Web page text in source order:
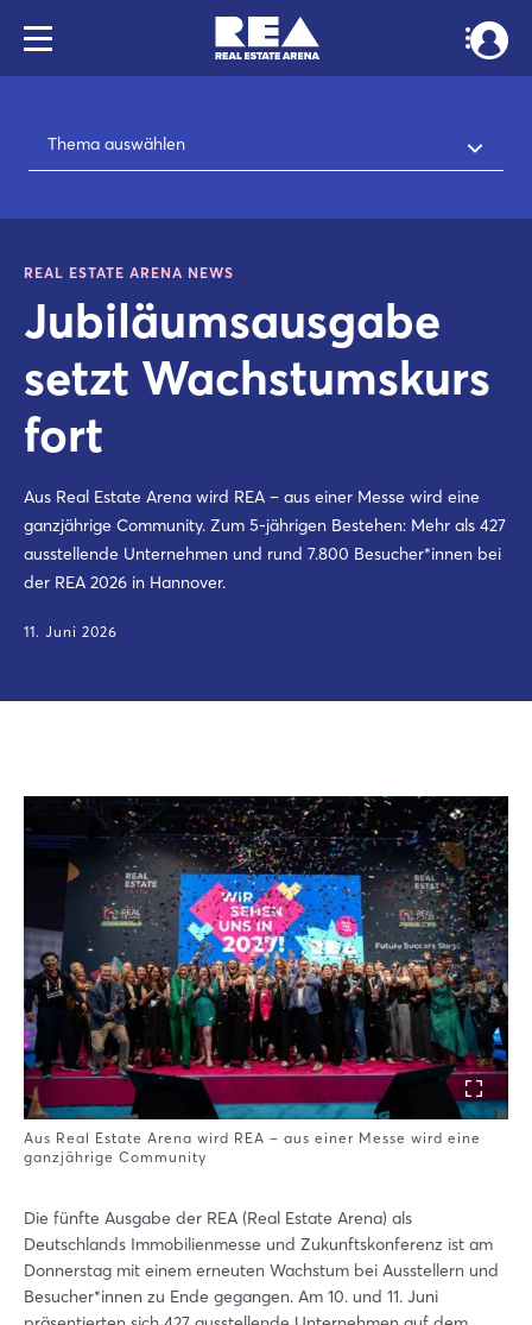
Thema auswählen
REAL ESTATE ARENA NEWS
Jubiläumsausgabe
setzt Wachstumskurs
fort
Aus Real Estate Arena wird REA – aus einer Messe wird eine
ganzjährige Community. Zum 5-jährigen Bestehen: Mehr als 427
ausstellende Unternehmen und rund 7.800 Besucher*innen bei
der REA 2026 in Hannover.
11. Juni 2026
Aus Real Estate Arena wird REA – aus einer Messe wird eine
ganzjährige Community
Die fünfte Ausgabe der REA (Real Estate Arena) als
Deutschlands Immobilienmesse und Zukunftskonferenz ist am
Donnerstag mit einem erneuten Wachstum bei Ausstellern und
Besucher*innen zu Ende gegangen. Am 10. und 11. Juni